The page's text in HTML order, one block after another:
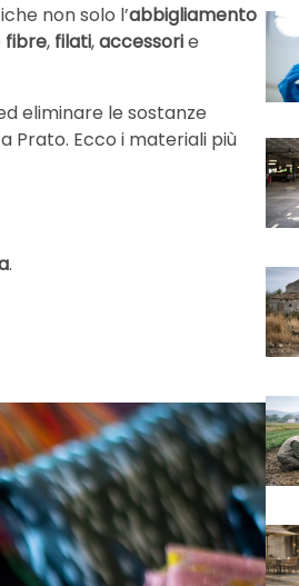
non solo l’abbigliamento
fibre, filati,accessorie
eliminare le sostanze
Prato. Ecco i materiali più
.